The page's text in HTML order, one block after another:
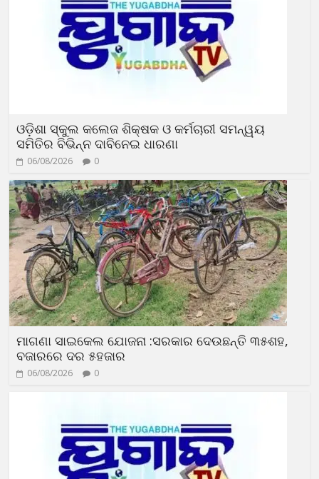
ଓଡ଼ିଶା ସ୍କୁଲ କଲେଜ ଶିକ୍ଷକ ଓ କର୍ମଚାରୀ ସମନ୍ୱୟ
ସମିତିର ବିଭିନ୍ନ ଦାବିନେଇ ଧାରଣା
06/08/2026 0
ମାଗଣା ସାଇକେଲ ଯୋଜନା :ସରକାର ଦେଉଛନ୍ତି ୩୫ଶହ,
ବଜାରରେ ଦର ୫ହଜାର
06/08/2026 0